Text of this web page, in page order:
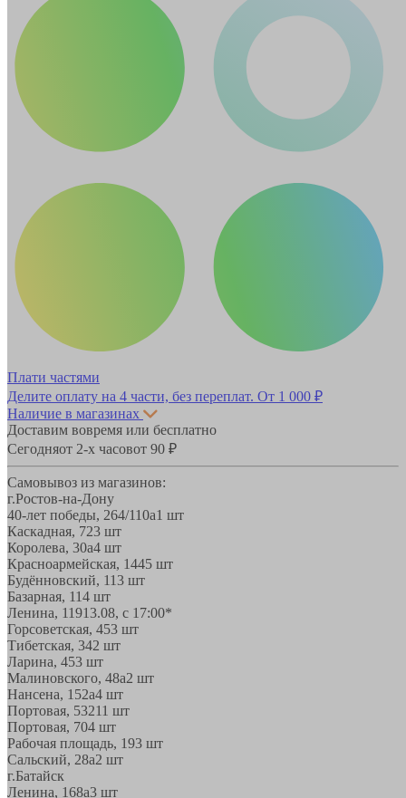
Плати частями
Делите оплату на 4 части, без переплат. От 1 000 ₽
Наличие в магазинах
Доставим вовремя или бесплатно
Сегодняот 2-х часовот 90 ₽
Самовывоз из магазинов:
г.Ростов-на-Дону
40-лет победы, 264/110а1 шт
Каскадная, 723 шт
Королева, 30а4 шт
Красноармейская, 1445 шт
Будённовский, 113 шт
Базарная, 114 шт
Ленина, 11913.08, с 17:00*
Горсоветская, 453 шт
Тибетская, 342 шт
Ларина, 453 шт
Малиновского, 48а2 шт
Нансена, 152а4 шт
Портовая, 53211 шт
Портовая, 704 шт
Рабочая площадь, 193 шт
Сальский, 28a2 шт
г.Батайск
Ленина, 168а3 шт